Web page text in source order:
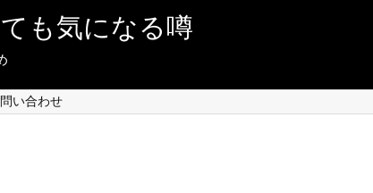
も気になる噂
い合わせ